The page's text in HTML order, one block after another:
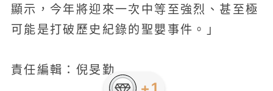
顯示，今年將迎來一次中等至強烈、甚至極
可能是打破歷史紀錄的聖嬰事件。」
責任編輯：倪旻勤